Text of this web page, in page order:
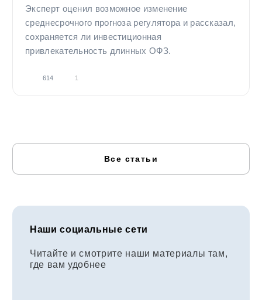
Эксперт оценил возможное изменение
среднесрочного прогноза регулятора и рассказал,
сохраняется ли инвестиционная
привлекательность длинных ОФЗ.
614 1
Все статьи
Наши социальные сети
Читайте и смотрите наши материалы там,
где вам удобнее